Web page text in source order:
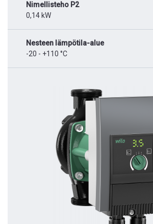
Nimellisteho P2
0,14 kW
Nesteen lämpötila-alue
-20 - +110 °C